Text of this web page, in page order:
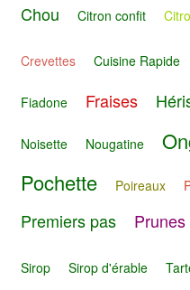
Chou Citron confit
Crevettes Cuisine Rapide
Fiadone Fraises
Noisette Nougatine
Pochette Poireaux
Premiers pas Prunes
Sirop Sirop d'érable